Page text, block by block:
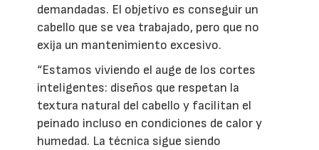
demandadas. El objetivo es conseguir un
cabello que se vea trabajado, pero que no
exija un mantenimiento excesivo.
“Estamos viviendo el auge de los cortes
inteligentes: diseños que respetan la
textura natural del cabello y facilitan el
peinado incluso en condiciones de calor y
humedad. La técnica sigue siendo